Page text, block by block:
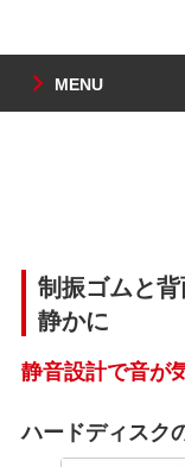
MENU
制振ゴムと背
静かに
静音設計で音が
ハードディスク